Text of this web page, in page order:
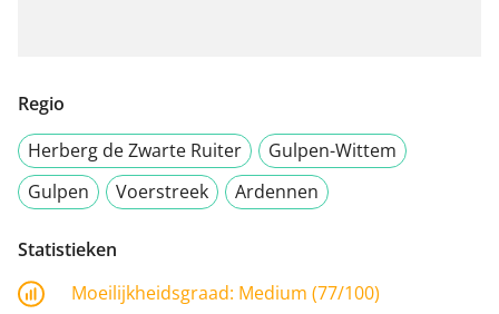
Regio
Herberg de Zwarte Ruiter
Gulpen-Wittem
Gulpen
Voerstreek Ardennen
Statistieken
Moeilijkheidsgraad: Medium (77/100)